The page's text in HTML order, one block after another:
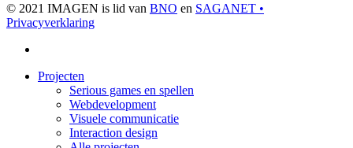
© 2021 IMAGEN is lid van BNO en SAGANET •
Privacyverklaring
Close
Projecten
Serious games en spellen
Webdevelopment
Visuele communicatie
Interaction design